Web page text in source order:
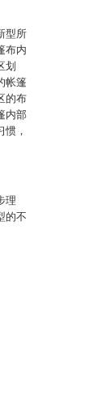
型所
布内
划
帐篷
的布
内部
，
理
的不